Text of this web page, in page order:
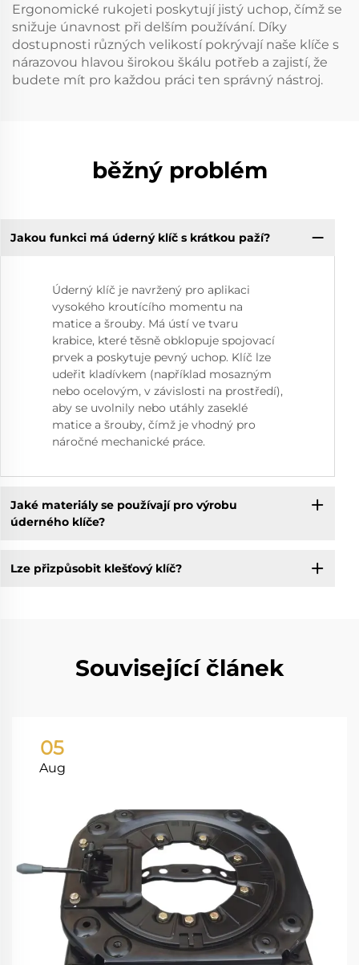
Ergonomické rukojeti poskytují jistý uchop, čímž se
snižuje únavnost při delším používání. Díky
dostupnosti různých velikostí pokrývají naše klíče s
nárazovou hlavou širokou škálu potřeb a zajistí, že
budete mít pro každou práci ten správný nástroj.
běžný problém
Jakou funkci má úderný klíč s krátkou paží?
Úderný klíč je navržený pro aplikaci
vysokého kroutícího momentu na
matice a šrouby. Má ústí ve tvaru
krabice, které těsně obklopuje spojovací
prvek a poskytuje pevný uchop. Klíč lze
udeřit kladívkem (například mosazným
nebo ocelovým, v závislosti na prostředí),
aby se uvolnily nebo utáhly zaseklé
matice a šrouby, čímž je vhodný pro
náročné mechanické práce.
Jaké materiály se používají pro výrobu
úderného klíče?
Lze přizpůsobit klešťový klíč?
Související článek
05
Aug